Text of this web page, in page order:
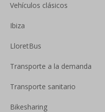
Vehículos clásicos
Ibiza
LloretBus
Transporte a la demanda
Transporte sanitario
Bikesharing